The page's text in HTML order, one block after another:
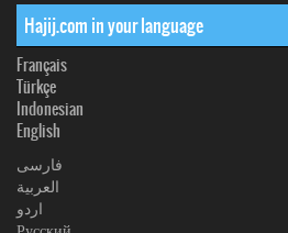
Hajij.com in your language
Français
Türkçe
Indonesian
English
فارسی
العربیة
اردو